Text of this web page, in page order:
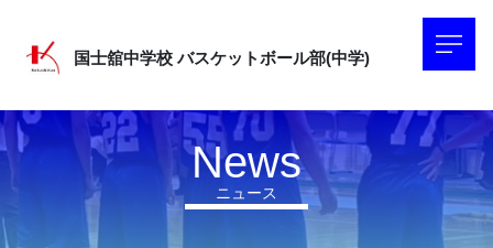
国士舘中学校 バスケットボール部(中学)
ニュース
News